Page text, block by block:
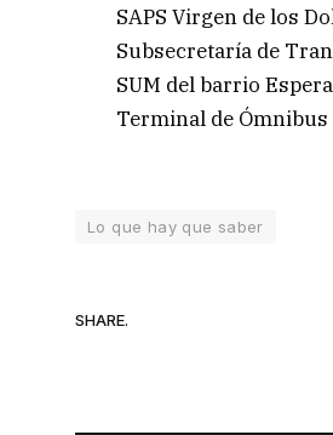
SAPS Virgen de los
Subsecretaría de
SUM del barrio
Terminal de
Lo que hay que saber
SHARE.